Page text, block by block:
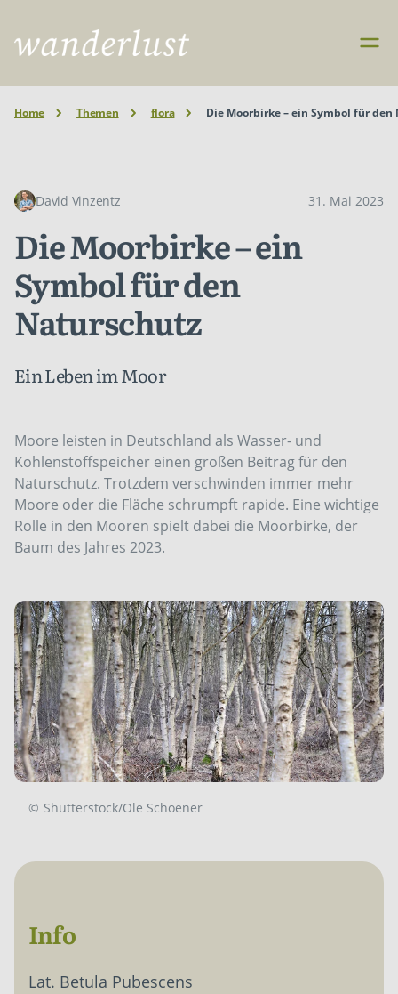
Home Themen flora Die Moorbirke – ein Symbol für
David Vinzentz 31. Mai 2023
Die Moorbirke – ein
Symbol für den
Naturschutz
Ein Leben im Moor
Moore leisten in Deutschland als Wasser- und
Kohlenstoffspeicher einen großen Beitrag für den
Naturschutz. Trotzdem verschwinden immer mehr
Moore oder die Fläche schrumpft rapide. Eine wichtige
Rolle in den Mooren spielt dabei die Moorbirke, der
Baum des Jahres 2023.
© Shutterstock/Ole Schoener
Info
Lat. Betula Pubescens